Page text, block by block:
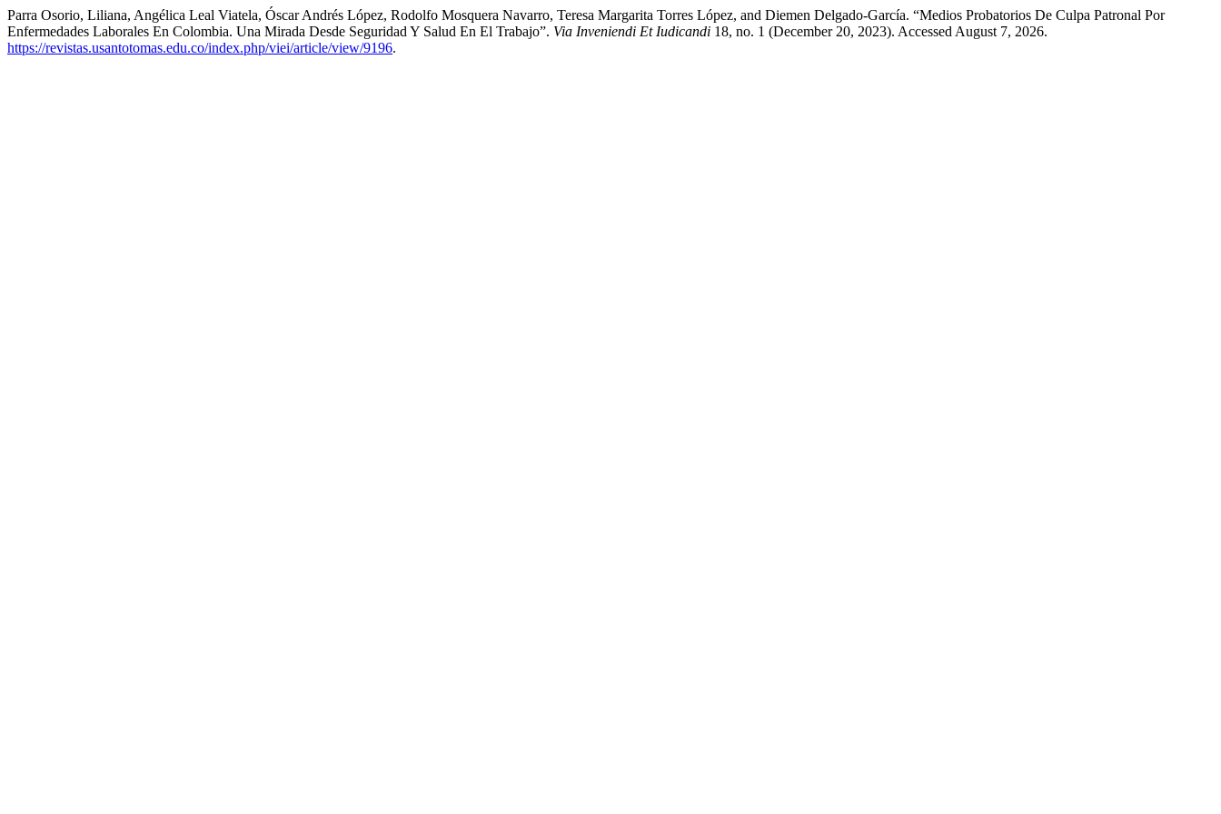
Parra Osorio, Liliana, Angélica Leal Viatela, Óscar Andrés López, Rodolfo Mosquera Navarro, Teresa Margarita Torres López, and Diemen Delgado-García. “Medios Probatorios De Culpa Patronal Por
Enfermedades Laborales En Colombia. Una Mirada Desde Seguridad Y Salud En El Trabajo”. Via Inveniendi Et Iudicandi 18, no. 1 (December 20, 2023). Accessed August 7, 2026.
https://revistas.usantotomas.edu.co/index.php/viei/article/view/9196.